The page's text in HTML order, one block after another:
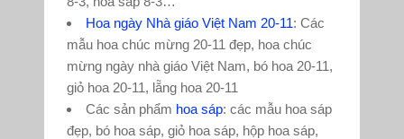
Hoa ngày Nhà giáo Việt Nam 20-11: Các
mẫu hoa chúc mừng 20-11 đẹp, hoa chúc
mừng ngày nhà giáo Việt Nam, bó hoa 20-11,
giỏ hoa 20-11, lẵng hoa 20-11
Các sản phẩm hoa sáp: các mẫu hoa sáp
đẹp, bó hoa sáp, giỏ hoa sáp, hộp hoa sáp,